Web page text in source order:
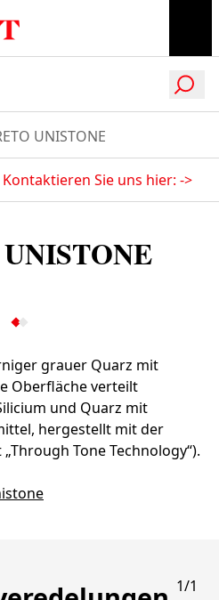
UNISTONE
Kontaktieren Sie uns hier: ->
grauer Quarz mit
Oberfläche verteilt
und Quarz mit
hergestellt mit der
Tone Technology“).
1/1